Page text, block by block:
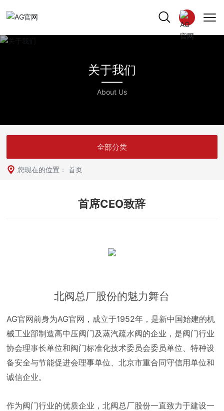
English
关于我们
About Us
全部分类
您现在的位置： 首页
首席CEO致辞
北阀总厂股份的魅力舞台
AG官网前身为AG官网，成立于1952年，是新中国始建的机
械工业部制造高中压阀门及蒸汽疏水阀的企业，是阀门行业
协会理事长单位和阀门标准化技术委员会委员单位、特种设
备安全与节能促进会理事单位、北京市重合同守信用单位和
诚信企业。
作为阀门行业的优质企业，北阀总厂股份一直致力于建设一